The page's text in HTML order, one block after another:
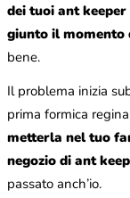
dei tuoi ant
giunto il momento
bene.
Il problema inizia
prima formica
metterla nel tuo
negozio di ant
passato anch’io.